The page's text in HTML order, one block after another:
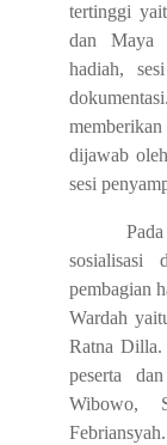
tertinggi
dan Maya
hadiah,
dijawab
sesi
sosialisasi
pembagian
Wardah
Ratna Dilla.
peserta
Wibowo,